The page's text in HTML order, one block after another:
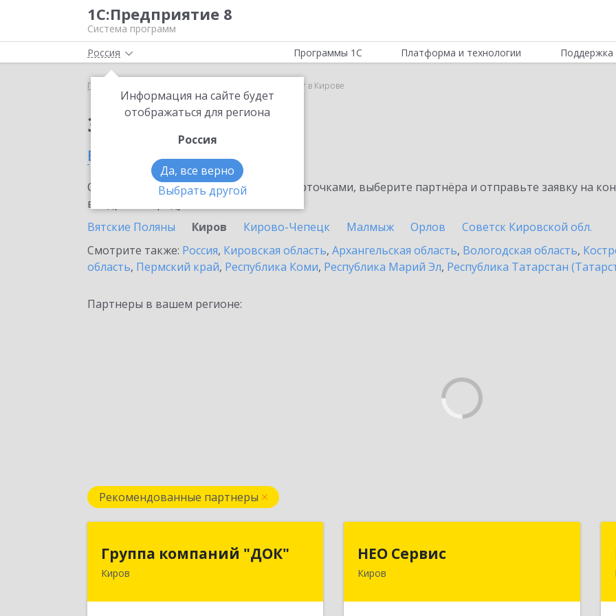
1С:Предприятие 8
Система программ
Россия
Информация на сайте будет
отображаться для региона
Россия
Да, все верно
Выбрать другой
Программы 1С Платформа и технологии Поддержка
Главная SellMonitor в Кирове
Заказать SellMonitor
в Кирове
Ознакомьтесь с информационными карточками, выберите партнёра и отправьте заявку на
внедрение продукта.
Вятские Поляны
Киров Кирово-Чепецк Малмыж Орлов
Советск Кировской обл.
Смотрите также: Россия, Кировская область, Архангельская область, Вологодская область,
область, Пермский край, Республика Коми, Республика Марий Эл, Республика Татарстан
Партнеры в вашем регионе:
Рекомендованные партнеры
Группа компаний "ДОК"
Киров
Группа компаний "ДОК"
НЕО Сервис
Киров